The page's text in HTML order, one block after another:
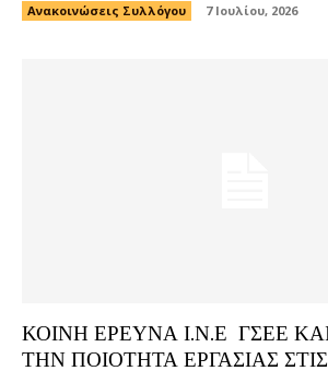
Ανακοινώσεις Συλλόγου 7 Ιουλίου, 2026
ΚΟΙΝΗ ΕΡΕΥΝΑ Ι.Ν.Ε ΓΣΕΕ
ΤΗΝ ΠΟΙΟΤΗΤΑ ΕΡΓΑΣΙΑΣ